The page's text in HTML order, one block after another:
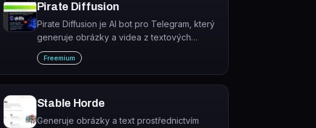
Pirate Diffusion
Pirate Diffusion je AI bot pro Telegram, který
generuje obrázky a videa z textových
popisů pomocí tisíců modelů Stable Diffusion,
FLUX, HiDream a dalších.
Freemium
Stable Horde
Generuje obrázky a text prostřednictvím